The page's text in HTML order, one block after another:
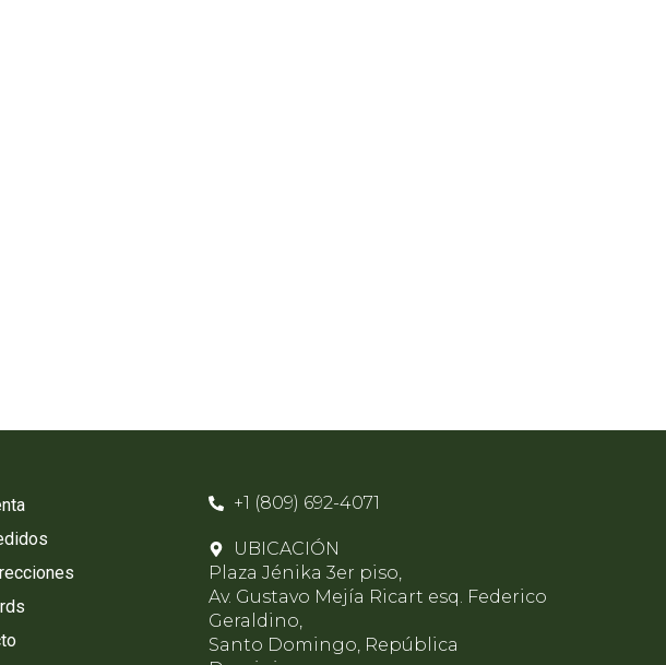
+1 (809) 692-4071
UBICACIÓN
Plaza Jénika 3er piso,
Av. Gustavo Mejía Ricart esq. Federico
Geraldino,
Santo Domingo, República